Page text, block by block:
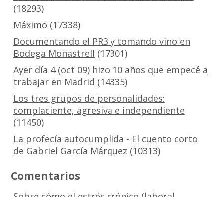
(18293)
Máximo (17338)
Documentando el PR3 y tomando vino en
Bodega Monastrell (17301)
Ayer día 4 (oct 09) hizo 10 años que empecé a
trabajar en Madrid (14335)
Los tres grupos de personalidades:
complaciente, agresiva e independiente
(11450)
La profecía autocumplida - El cuento corto
de Gabriel García Márquez (10313)
Comentarios